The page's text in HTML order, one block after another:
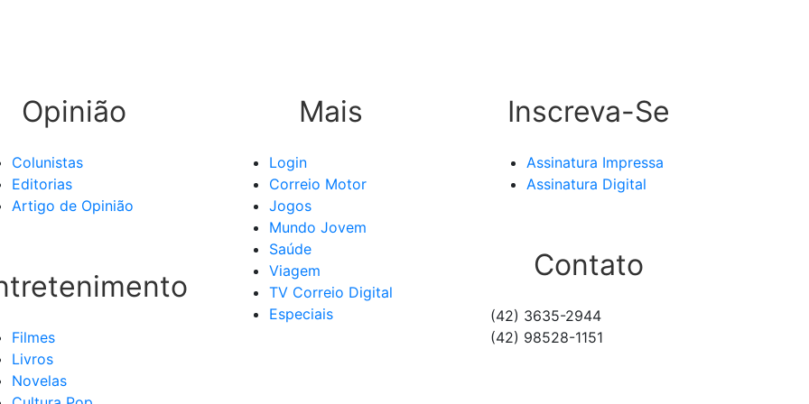
Opinião
Colunistas
Editorias
Artigo de Opinião
Filmes
Livros
Novelas
Mais
Login
Correio Motor
Jogos
Mundo Jovem
Saúde
Viagem
TV Correio Digital
Especiais
Inscreva-Se
Assinatura Impressa
Assinatura Digital
Contato
(42) 3635-2944
(42) 98528-1151